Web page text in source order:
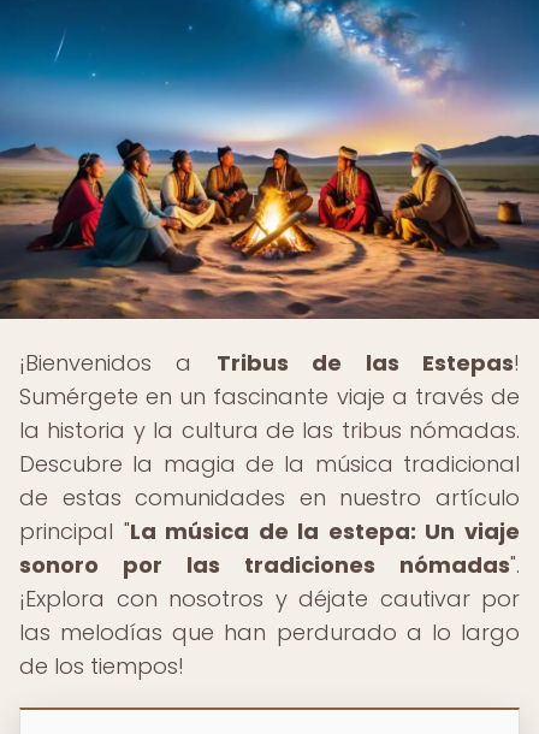
¡Bienvenidos a Tribus de las Estepas!
Sumérgete en un fascinante viaje a través de
la historia y la cultura de las tribus nómadas.
Descubre la magia de la música tradicional
de estas comunidades en nuestro artículo
principal "La música de la estepa: Un viaje
sonoro por las tradiciones nómadas".
¡Explora con nosotros y déjate cautivar por
las melodías que han perdurado a lo largo
de los tiempos!